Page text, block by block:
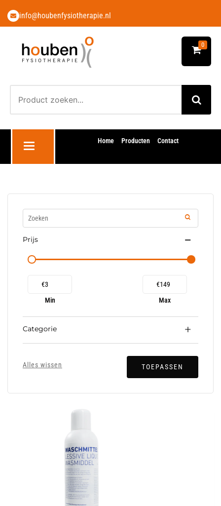
info@houbenfysiotherapie.nl
0
Toggle navigation
Home Producten Contact
Prijs
€
Min
€
Max
Categorie
Alles wissen TOEPASSEN